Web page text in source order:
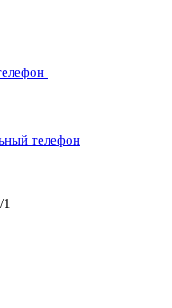
телефон